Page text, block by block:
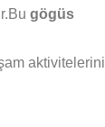
gögüs
aktivitelerini